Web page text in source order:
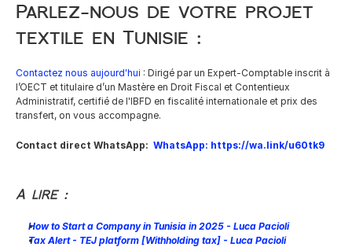
Parlez-nous de votre projet
textile en Tunisie :
Contactez nous aujourd'hui : Dirigé par un Expert-Comptable inscrit à
l’OECT et titulaire d’un Mastère en Droit Fiscal et Contentieux
Administratif, certifié de l'IBFD en fiscalité internationale et prix des
transfert, on vous accompagne.
Contact direct WhatsApp: WhatsApp: https://wa.link/u60tk9
A lire :
How to Start a Company in Tunisia in 2025 - Luca Pacioli
Tax Alert - TEJ platform [Withholding tax] - Luca Pacioli